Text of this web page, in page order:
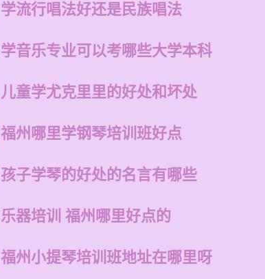
学流行唱法好还是民族唱法
学音乐专业可以考哪些大学本科
儿童学尤克里里的好处和坏处
福州哪里学钢琴培训班好点
孩子学琴的好处的名言有哪些
乐器培训 福州哪里好点的
福州小提琴培训班地址在哪里呀